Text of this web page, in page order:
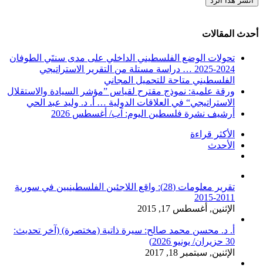
أحدث المقالات
تحولات الوضع الفلسطيني الداخلي على مدى سنتَي الطوفان
2024-2025 … دراسة مستلة من التقرير الاستراتيجي
الفلسطيني متاحة للتحميل المجاني
ورقة علمية: نموذج مقترح لقياس ”مؤشر السيادة والاستقلال
الاستراتيجي“ في العلاقات الدولية … أ. د. وليد عبد الحي
أرشيف نشرة فلسطين اليوم: آب/ أغسطس 2026
الأكثر قراءة
الأحدث
تقرير معلومات (28): واقع اللاجئين الفلسطينيين في سورية
2011-2015
الإثنين, أغسطس 17, 2015
أ. د. محسن محمد صالح: سيرة ذاتية (مختصرة) (آخر تحديث:
30 حزيران/ يونيو 2026)
الإثنين, سبتمبر 18, 2017